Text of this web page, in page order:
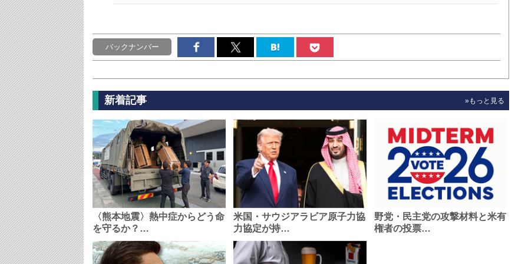
バックナンバー
新着記事 »もっと見る
〈熊本地震〉熱中症からどう命
を守るか？…
米国・サウジアラビア原子力協
力協定が持…
野党・民主党の攻撃材料と米有
権者の投票…